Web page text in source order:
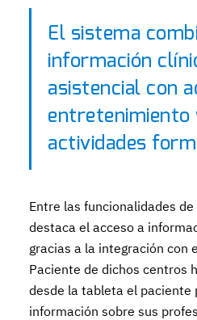
El sistema
información
asistencial con
entretenimiento
actividades
Entre las funcionalidades
destaca el acceso a
gracias a la integración con
Paciente de dichos centros
desde la tableta el paciente
información sobre sus